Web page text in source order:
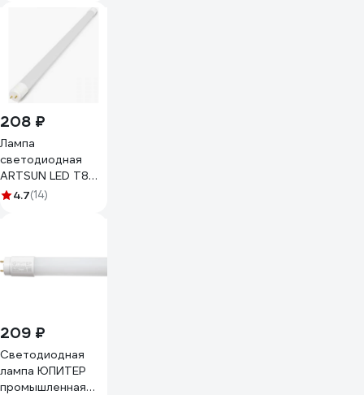
цоколями 605x28
упак.инд.цв./8/24
CT8V12ELB
208 ₽
Лампа
светодиодная
ARTSUN LED T8
18W G13 4000К
4.7(14)
209 ₽
Светодиодная
лампа ЮПИТЕР
промышленная